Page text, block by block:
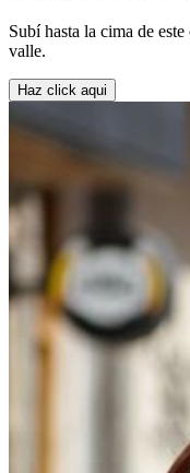
Subí hasta la cima de
valle.
Haz click aqui